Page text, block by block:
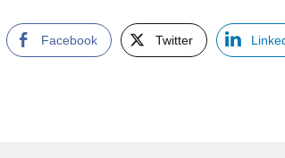
Facebook Twitter